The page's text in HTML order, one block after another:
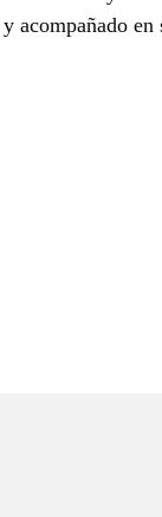
acompañado en